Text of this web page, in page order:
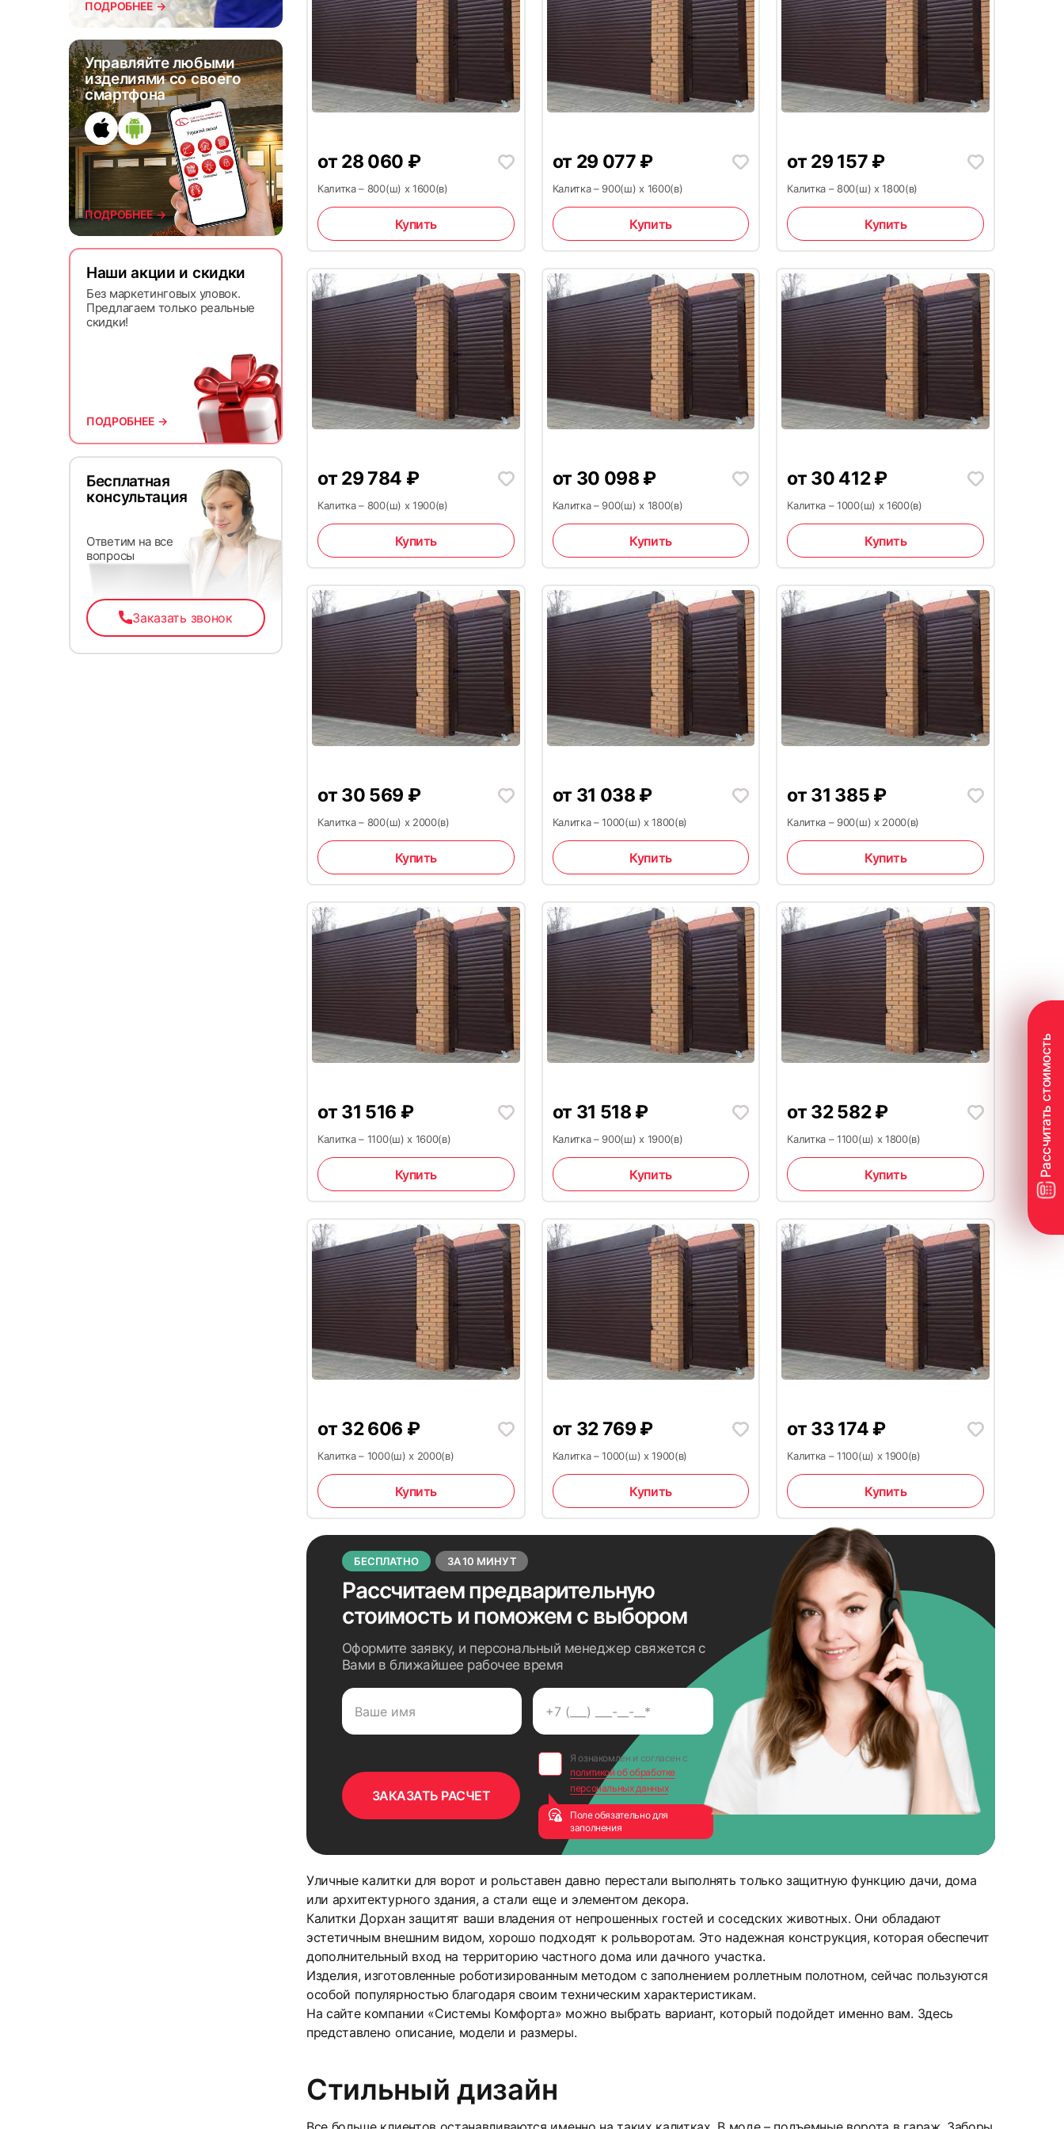
ПОДРОБНЕЕ →
Управляйте любыми
изделиями со своего
смартфона
ПОДРОБНЕЕ →
Наши акции и скидки
Без маркетинговых уловок.
Предлагаем только реальные
скидки!
ПОДРОБНЕЕ →
Бесплатная
консультация
Ответим на все
вопросы
Заказать звонок
7 8 9
10 11
19 20 21
от 28 060 ₽
Калитка – 800(ш) x 1600(в)
Купить
от 29 077 ₽
Калитка – 900(ш) x 1600(в)
Купить
от 29 157 ₽
Калитка – 800(ш) x 1800(в)
Купить
от 29 784 ₽
Калитка – 800(ш) x 1900(в)
Купить
от 30 098 ₽
Калитка – 900(ш) x 1800(в)
Купить
от 30 412₽
Калитка – 1000(ш) x 1600(в)
Купить
от 30 569 ₽
Калитка – 800(ш) x 2000(в)
Купить
от 31 038 ₽
Калитка – 1000(ш) x 1800(в)
Купить
от 31 385 ₽
Калитка – 900(ш) x 2000(в)
Купить
от 31 516 ₽
Калитка – 1100(ш) x 1600(в)
Купить
от 31 518 ₽
Калитка – 900(ш) x 1900(в)
Купить
от 32 582₽
Калитка – 1100(ш) x 1800(в)
Купить
от 32 606 ₽
Калитка – 1000(ш) x 2000(в)
Купить
от 32 769 ₽
Калитка – 1000(ш) x 1900(в)
Купить
от 33 174 ₽
Калитка – 1100(ш) x 1900(в)
Купить
БЕСПЛАТНО ЗА 10 МИНУТ
Рассчитаем предварительную
стоимость и поможем с выбором
Оформите заявку, и персональный менеджер свяжется с
Вами в ближайшее рабочее время
Я ознакомлен и согласен с
политикой об обработке
персональных данных
Поле обязательно для
заполнения
Уличные калитки для ворот и рольставен давно перестали выполнять только защитную функцию дачи, дома
или архитектурного здания, а стали еще и элементом декора.
Калитки Дорхан защитят ваши владения от непрошенных гостей и соседских животных. Они обладают
эстетичным внешним видом, хорошо подходят к рольворотам. Это надежная конструкция, которая обеспечит
дополнительный вход на территорию частного дома или дачного участка.
Изделия, изготовленные роботизированным методом с заполнением роллетным полотном, сейчас пользуются
особой популярностью благодаря своим техническим характеристикам.
На сайте компании «Системы Комфорта» можно выбрать вариант, который подойдет именно вам. Здесь
представлено описание, модели и размеры.
Стильный дизайн